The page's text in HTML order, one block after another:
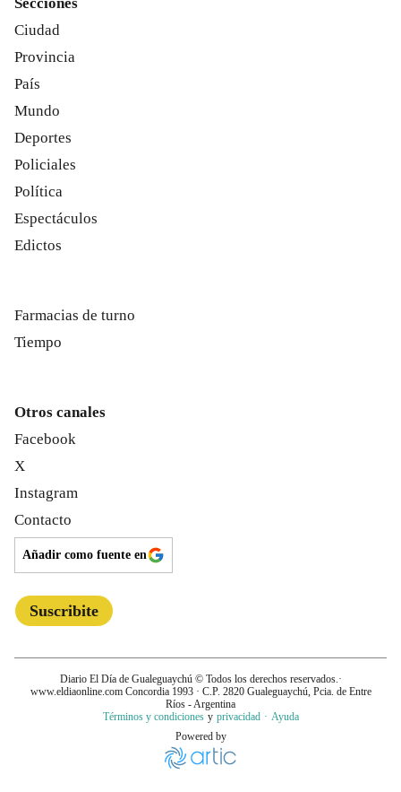
Ciudad
Provincia
País
Mundo
Deportes
Policiales
Política
Espectáculos
Edictos
Farmacias de turno
Tiempo
Otros canales
Facebook
X
Instagram
Contacto
Añadir como fuente en
Suscribite
Diario El Día de Gualeguaychú© Todos los derechos reservados.·
www.eldiaonline.com Concordia 1993· C.P. 2820 Gualeguaychú, Pcia. de Entre
Ríos - Argentina
Términos y condiciones y privacidad · Ayuda
Powered by